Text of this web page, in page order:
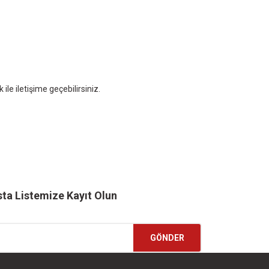
ile iletişime geçebilirsiniz.
Listemize Kayıt Olun
GÖNDER